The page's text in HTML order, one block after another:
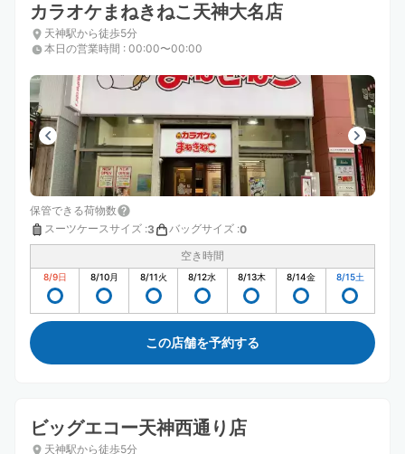
カラオケまねきねこ天神大名店
天神駅から徒歩5分
本日の営業時間 : 00:00〜00:00
保管できる荷物数
スーツケースサイズ :3 バッグサイズ :0
空き時間
8/9日 8/10月 8/11火 8/12水 8/13木 8/14金 8/15土
この店舗を予約する
ビッグエコー天神西通り店
天神駅から徒歩5分